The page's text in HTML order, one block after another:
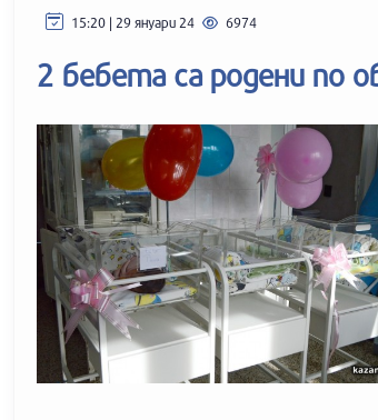
15:20 | 29 януари 24 6974
2 бебета са родени по